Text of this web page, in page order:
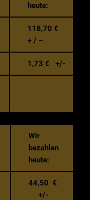
heute:
118,70 €
+ / –
1,73 € +/-
Wir
bezahlen
heute:
44,50 €
+/-